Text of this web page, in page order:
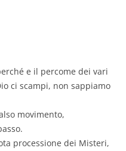
e il percome dei vari
ci scampi, non sappiamo
movimento,
processione dei Misteri,